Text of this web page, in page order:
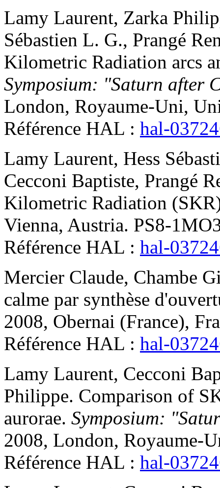
Lamy Laurent, Zarka
Sébastien L. G., Prangé
Kilometric Radiation arcs
Symposium: "Saturn after
London, Royaume-Uni,
Référence HAL : hal-
Lamy Laurent, Hess
Cecconi Baptiste, Prangé
Kilometric Radiation
Vienna, Austria. PS8-
Référence HAL : hal-
Mercier Claude, Chambe
calme par synthèse
2008, Obernai (France),
Référence HAL : hal-
Lamy Laurent, Cecconi
Philippe. Comparison of
aurorae. Symposium:
2008, London, Royaume-
Référence HAL : hal-